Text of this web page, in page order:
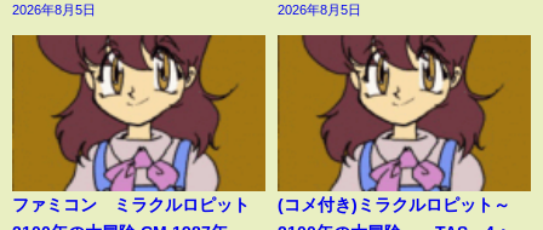
2026年8月5日 2026年8月5日
ファミコン ミラクルロピット
(コメ付き)ミラクルロピット～